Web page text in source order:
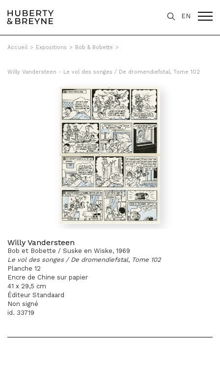
EN
Accueil > Expositions > Bob & Bobette >
Willy Vandersteen - Le vol des songes / De dromendiefstal, Tome 102
Willy Vandersteen
Bob et Bobette / Suske en Wiske, 1969
Le vol des songes / De dromendiefstal, Tome 102
Planche 12
Encre de Chine sur papier
41 x 29,5 cm
Éditeur Standaard
Non signé
id. 33719